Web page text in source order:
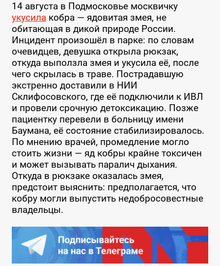
14 августа в Подмосковье москвичку
укусилакобра — ядовитая змея, не
обитающая в дикой природе России.
Инцидент произошёл в парке: по словам
очевидцев, девушка открыла рюкзак,
откуда выползла змея и укусила её, после
чего скрылась в траве. Пострадавшую
экстренно доставили в НИИ
Склифосовского, где её подключили к ИВЛ
и провели срочную детоксикацию. Позже
пациентку перевели в больницу имени
Баумана, её состояние стабилизировалось.
По мнению врачей, промедление могло
стоить жизни — яд кобры крайне токсичен
и может вызывать паралич дыхания.
Откуда в рюкзаке оказалась змея,
предстоит выяснить: предполагается, что
кобру могли выпустить недобросовестные
владельцы.